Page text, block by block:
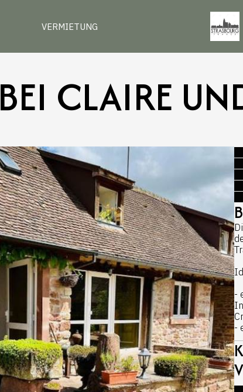
VERMIETUNG
BEI CLAIRE
-
-
-
-